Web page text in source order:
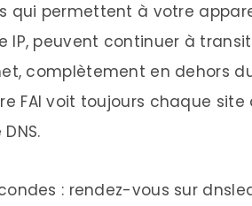
qui permettent à votre
IP, peuvent continuer à
complètement en dehors du
FAI voit toujours chaque site
: rendez-vous sur